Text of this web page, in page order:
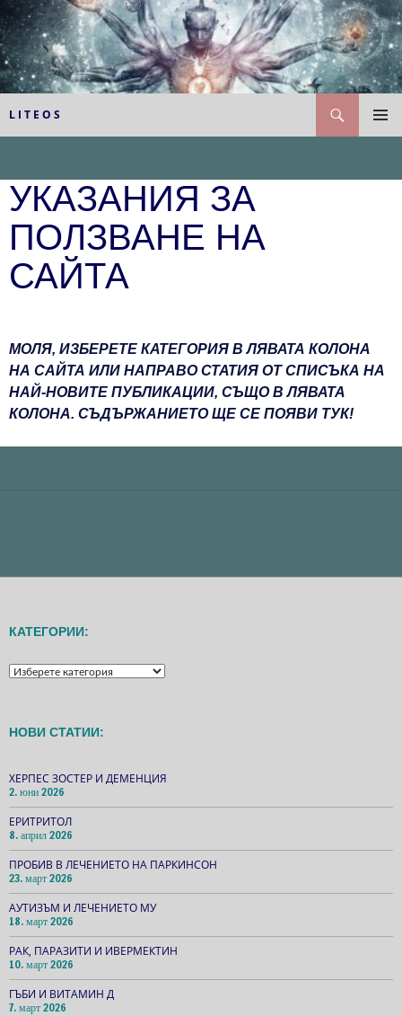
Към
съдържанието
L I T E O S
УКАЗАНИЯ ЗА
ПОЛЗВАНЕ НА
САЙТА
МОЛЯ, ИЗБЕРЕТЕ КАТЕГОРИЯ В ЛЯВАТА КОЛОНА
НА САЙТА ИЛИ НАПРАВО СТАТИЯ ОТ СПИСЪКА НА
НАЙ-НОВИТЕ ПУБЛИКАЦИИ, СЪЩО В ЛЯВАТА
КОЛОНА. СЪДЪРЖАНИЕТО ЩЕ СЕ ПОЯВИ ТУК!
КАТЕГОРИИ:
КАТЕГОРИИ:
НОВИ СТАТИИ:
ХЕРПЕС ЗОСТЕР И ДЕМЕНЦИЯ
2. юни 2026
ЕРИТРИТОЛ
8. април 2026
ПРОБИВ В ЛЕЧЕНИЕТО НА ПАРКИНСОН
23. март 2026
АУТИЗЪМ И ЛЕЧЕНИЕТО МУ
18. март 2026
РАК, ПАРАЗИТИ И ИВЕРМЕКТИН
10. март 2026
ГЪБИ И ВИТАМИН Д
7. март 2026